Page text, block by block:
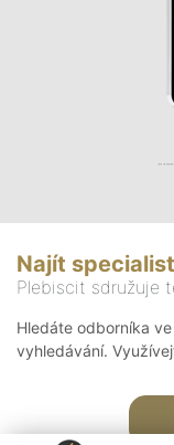
Najít
Plebiscit sdružuje
Hledáte odborníka
vyhledávání.